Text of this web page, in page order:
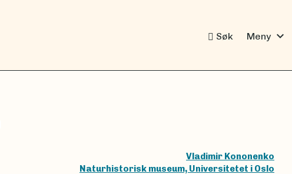
Søk Meny expand_more
Vladimir Kononenko
Naturhistorisk museum, Universitetet i Oslo